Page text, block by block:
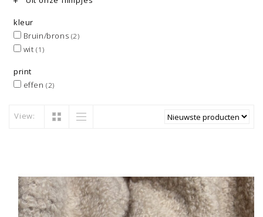
kleur
Bruin/brons (2)
wit (1)
print
effen(2)
View: